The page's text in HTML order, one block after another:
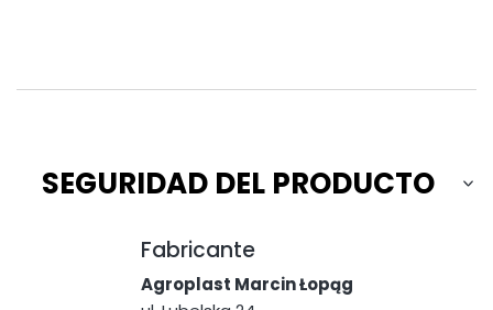
SEGURIDAD DEL PRODUCTO
Fabricante
Agroplast Marcin Łopąg